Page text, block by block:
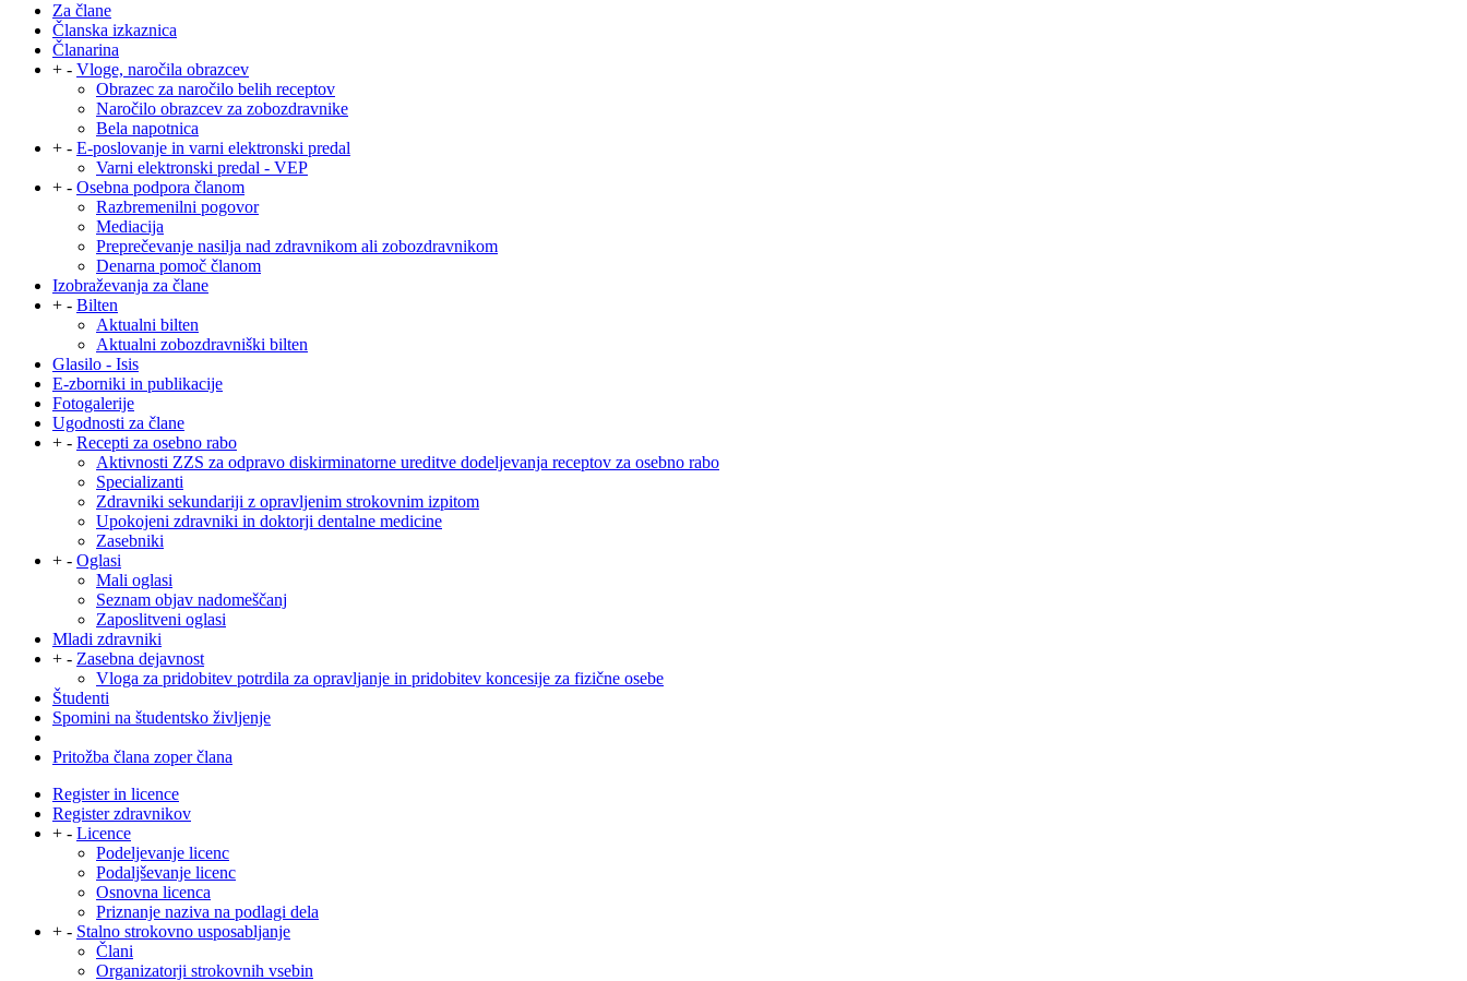
Za člane
Članska izkaznica
Članarina
+ - Vloge, naročila obrazcev
Obrazec za naročilo belih receptov
Naročilo obrazcev za zobozdravnike
Bela napotnica
+ - E-poslovanje in varni elektronski predal
Varni elektronski predal - VEP
+ - Osebna podpora članom
Razbremenilni pogovor
Mediacija
Preprečevanje nasilja nad zdravnikom ali zobozdravnikom
Denarna pomoč članom
Izobraževanja za člane
+ - Bilten
Aktualni bilten
Aktualni zobozdravniški bilten
Glasilo - Isis
E-zborniki in publikacije
Fotogalerije
Ugodnosti za člane
+ - Recepti za osebno rabo
Aktivnosti ZZS za odpravo diskirminatorne ureditve dodeljevanja receptov za osebno rabo
Specializanti
Zdravniki sekundariji z opravljenim strokovnim izpitom
Upokojeni zdravniki in doktorji dentalne medicine
Zasebniki
+ - Oglasi
Mali oglasi
Seznam objav nadomeščanj
Zaposlitveni oglasi
Mladi zdravniki
+ - Zasebna dejavnost
Vloga za pridobitev potrdila za opravljanje in pridobitev koncesije za fizične osebe
Študenti
Spomini na študentsko življenje
Pritožba člana zoper člana
Register in licence
Register zdravnikov
+ - Licence
Podeljevanje licenc
Podaljševanje licenc
Osnovna licenca
Priznanje naziva na podlagi dela
+ - Stalno strokovno usposabljanje
Člani
Organizatorji strokovnih vsebin